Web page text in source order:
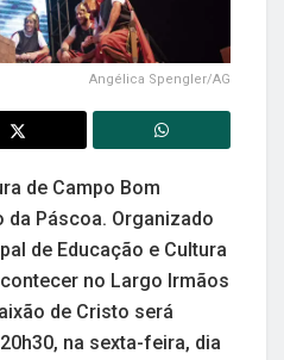
Angélica Spengler/AG
de Campo Bom
da Páscoa. Organizado
de Educação e Cultura
no Largo Irmãos
de Cristo será
na sexta-feira, dia